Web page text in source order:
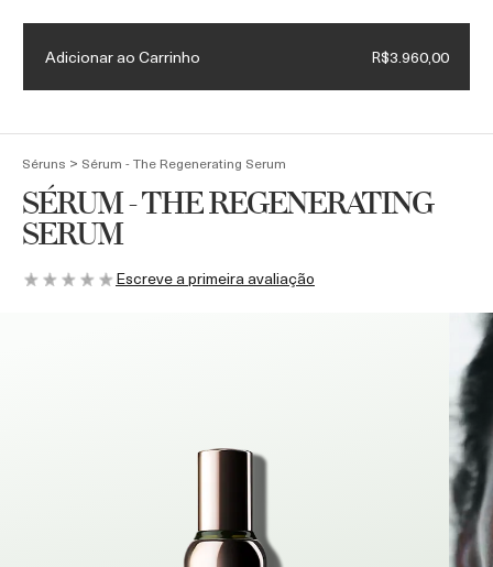
(0)
Séruns > Sérum - The Regenerating Serum
SÉRUM - THE REGENERATING
SERUM
Escreve a primeira avaliação
Adicionar ao Carrinho R$3.960,00